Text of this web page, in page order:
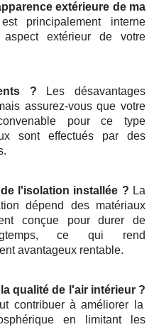
extérieure de ma
principalement interne
aspect extérieur de votre
? Les désavantages
assurez-vous que votre
pour ce type
sont effectués par des
l'isolation installée ? La
dépend des matériaux
conçue pour durer de
ce qui rend
avantageux rentable.
qualité de l'air intérieur ?
contribuer à améliorer la
en limitant les